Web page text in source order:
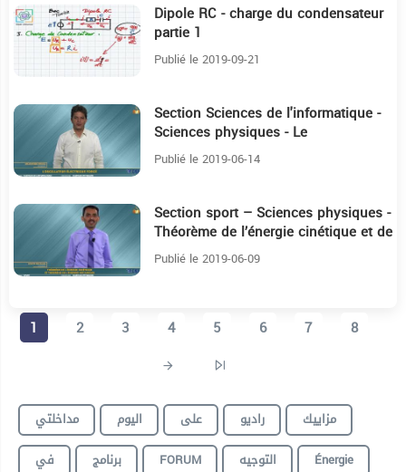
36:24 Dipole RC - charge du condensateur
partie 1
Publié le 2019-09-21
5:16 Section Sciences de l'informatique -
Sciences physiques - Le
condensateur
Publié le 2019-06-14
18:40 Section sport – Sciences physiques -
Théorème de l’énergie cinétique et de
l’énergie mécanique
Publié le 2019-06-09
1 2 3 4 5 6 7 8
مداخلتي اليوم على راديو
مزاييك
في
برنامج FORUM التوجيه
Énergie